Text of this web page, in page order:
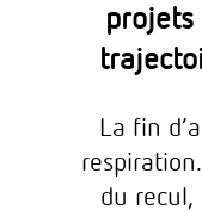
projets
La fin
du recul,